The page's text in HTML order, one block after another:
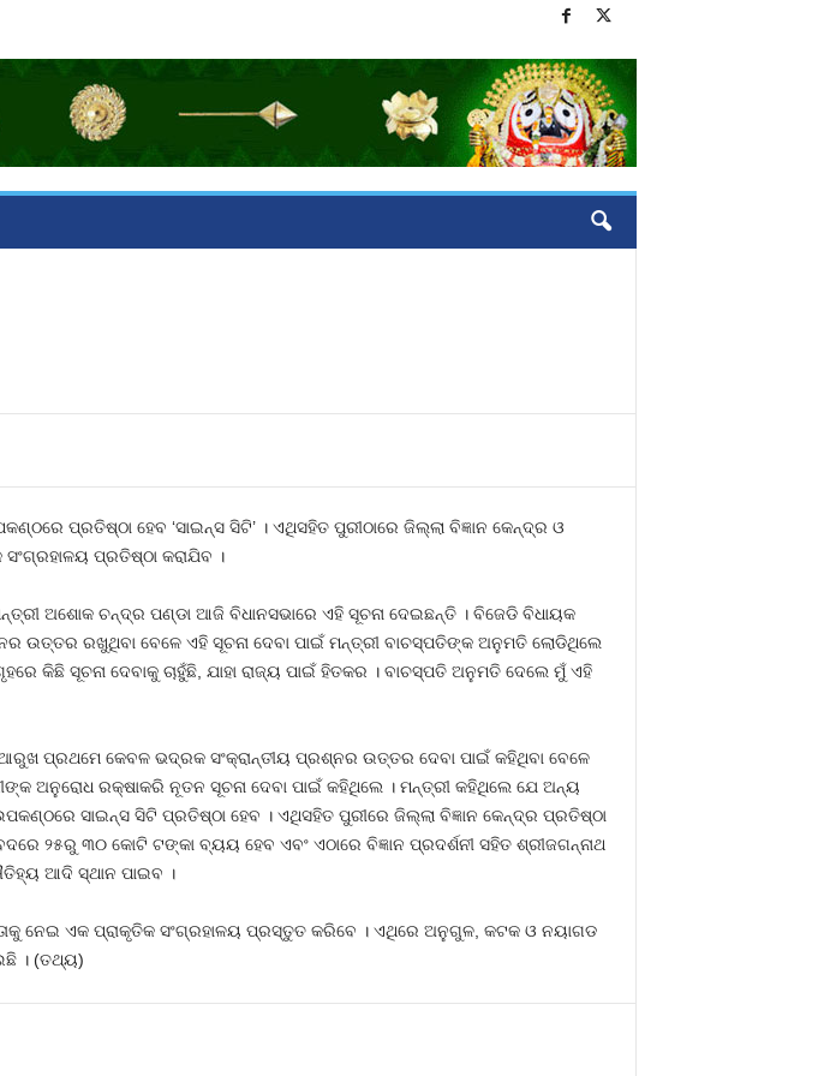
ପ୍ରତିଷ୍ଠା ହେବ ‘ସାଇନ୍ସ ସିଟି’ । ଏଥିସହିତ ପୁରୀଠାରେ ଜିଲ୍ଲା ବିଜ୍ଞାନ କେନ୍ଦ୍ର ଓ
ପ୍ରତିଷ୍ଠା କରାଯିବ ।
ଅଶୋକ ଚନ୍ଦ୍ର ପଣ୍ଡା ଆଜି ବିଧାନସଭାରେ ଏହି ସୂଚନା ଦେଇଛନ୍ତି । ବିଜେଡି ବିଧାୟକ
ଉତ୍ତର ରଖୁଥିବା ବେଳେ ଏହି ସୂଚନା ଦେବା ପାଇଁ ମନ୍ତ୍ରୀ ବାଚସ୍ପତିଙ୍କ ଅନୁମତି ଲୋଡିଥିଲେ
କିଛି ସୂଚନା ଦେବାକୁ ଚାହୁଁଛି, ଯାହା ରାଜ୍ୟ ପାଇଁ ହିତକର । ବାଚସ୍ପତି ଅନୁମତି ଦେଲେ ମୁଁ ଏହି
ପ୍ରଥମେ କେବଳ ଭଦ୍ରକ ସଂକ୍ରାନ୍ତୀୟ ପ୍ରଶ୍ନର ଉତ୍ତର ଦେବା ପାଇଁ କହିଥିବା ବେଳେ
ଅନୁରୋଧ ରକ୍ଷାକରି ନୂତନ ସୂଚନା ଦେବା ପାଇଁ କହିଥିଲେ । ମନ୍ତ୍ରୀ କହିଥିଲେ ଯେ ଅନ୍ୟ
ଉପକଣ୍ଠରେ ସାଇନ୍ସ ସିଟି ପ୍ରତିଷ୍ଠା ହେବ । ଏଥିସହିତ ପୁରୀରେ ଜିଲ୍ଲା ବିଜ୍ଞାନ କେନ୍ଦ୍ର ପ୍ରତିଷ୍ଠା
୨୫ରୁ ୩୦ କୋଟି ଟଙ୍କା ବ୍ୟୟ ହେବ ଏବଂ ଏଠାରେ ବିଜ୍ଞାନ ପ୍ରଦର୍ଶନୀ ସହିତ ଶ୍ରୀଜଗନ୍ନାଥ
ଆଦି ସ୍ଥାନ ପାଇବ ।
ନେଇ ଏକ ପ୍ରାକୃତିକ ସଂଗ୍ରହାଳୟ ପ୍ରସ୍ତୁତ କରିବେ । ଏଥିରେ ଅନୁଗୁଳ, କଟକ ଓ ନୟାଗଡ
। (ତଥ୍ୟ)